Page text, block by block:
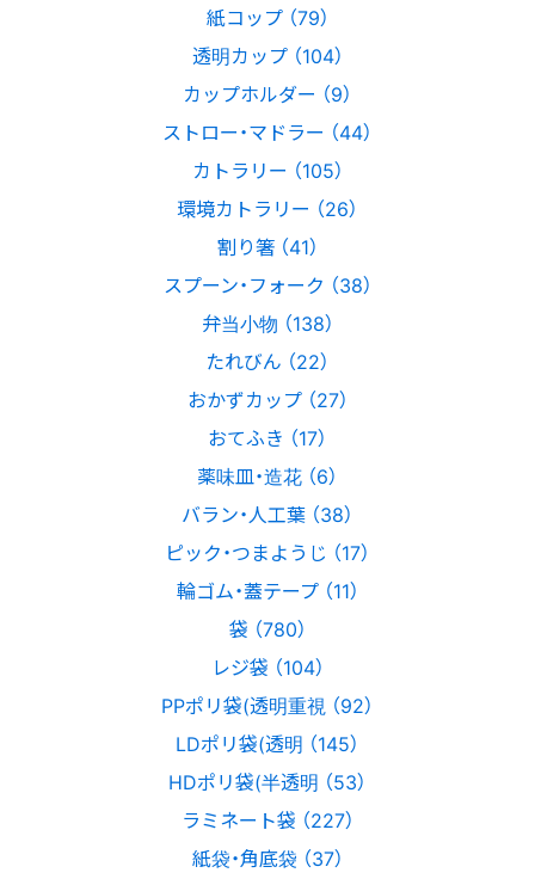
紙コップ （79）
透明カップ （104）
カップホルダー （9）
ストロー・マドラー （44）
カトラリー （105）
環境カトラリー （26）
割り箸 （41）
スプーン・フォーク （38）
弁当小物 （138）
たれびん （22）
おかずカップ （27）
おてふき （17）
薬味皿・造花 （6）
バラン・人工葉 （38）
ピック・つまようじ （17）
輪ゴム・蓋テープ （11）
袋 （780）
レジ袋 （104）
PPポリ袋(透明重視 （92）
LDポリ袋(透明 （145）
HDポリ袋(半透明 （53）
ラミネート袋 （227）
紙袋・角底袋 （37）